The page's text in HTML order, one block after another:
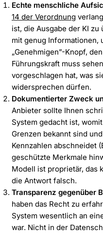
Echte menschliche
14 der Verordnung
ist, die Ausgabe der KI
mit genug Informationen,
„Genehmigen”-Knopf,
Führungskraft muss
vorgeschlagen hat, was
widersprechen dürfen.
Dokumentierter Zweck
Anbieter sollte Ihnen
System gedacht ist,
Grenzen bekannt sind
Kennzahlen abschneidet
geschützte Merkmale
Modell ist proprietär, das
die Antwort falsch.
Transparenz gegenüber
haben das Recht zu
System wesentlich an
war. Nicht in der